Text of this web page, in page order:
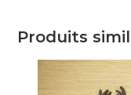
Produits